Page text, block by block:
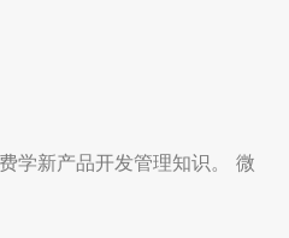
学新产品开发管理知识。 微